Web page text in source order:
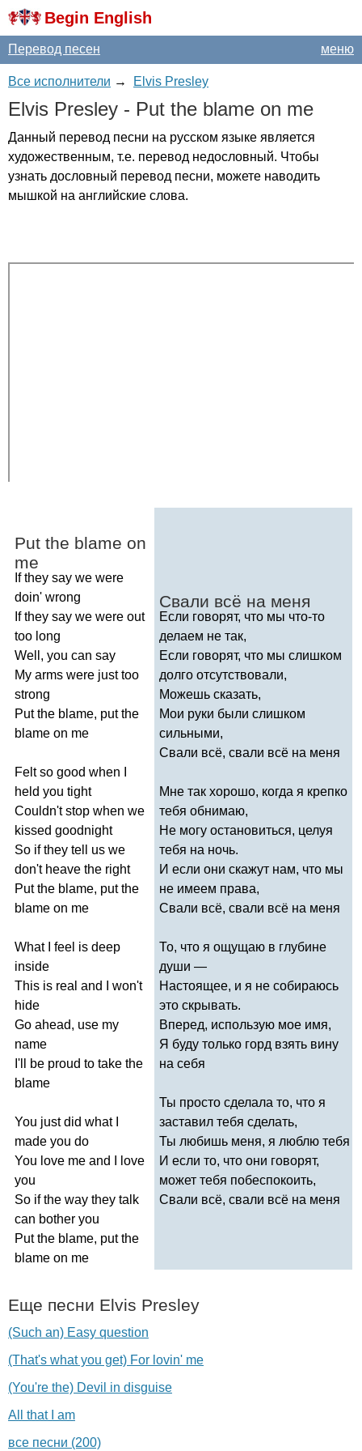
Begin English
меню
Перевод песен
Все исполнители → Elvis Presley
Elvis Presley - Put the blame on me
Данный перевод песни на русском языке является
художественным, т.е. перевод недословный. Чтобы
узнать дословный перевод песни, можете наводить
мышкой на английские слова.
Put the blame on
me
If they say we were
doin' wrong
If they say we were out
too long
Well , you can say
My arms were just too
strong
Put the blame, put the
blame on me
Felt so good when
held you tight
Couldn't stop when we
kissed goodnight
So if they tell us we
don't heave the right
Put the blame, put the
blame on me
What feel is deep
inside
This is real and
won't
hide
Go ahead, use my
name
I'll
be proud to take the
blame
You just did what
made you do
You love me and
love
you
So if the way they talk
can bother you
Put the blame, put the
blame on me
Свали всё на меня
Если говорят, что мы что-то
делаем не так,
Если говорят, что мы слишком
долго отсутствовали,
Можешь сказать,
Мои руки были слишком
сильными,
Свали всё, свали всё на меня
Мне так хорошо, когда я крепко
тебя обнимаю,
Не могу остановиться, целуя
тебя на ночь.
И если они скажут нам, что мы
не имеем права,
Свали всё, свали всё на меня
То, что я ощущаю в глубине
души —
Настоящее, и я не собираюсь
это скрывать.
Вперед, использую мое имя,
Я буду только горд взять вину
на себя
Ты просто сделала то, что я
заставил тебя сделать,
Ты любишь меня, я люблю тебя
И если то, что они говорят,
может тебя побеспокоить,
Свали всё, свали всё на меня
Еще песни Elvis Presley
(Such an) Easy question
(That's what you get) For lovin' me
(You're the) Devil in disguise
All that I am
все песни (200)